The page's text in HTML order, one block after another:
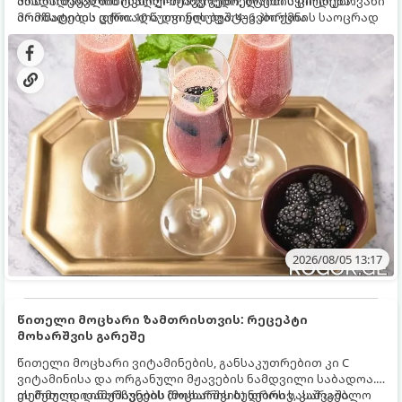
არომატი და ცქრიალა ღვინის ბუშტუკები ქმნის საოცრად
დახვეწილ და მაგრილებელ კოქტეილს.
მომზადების დრო: 10 წუთი ულუფა: 4–6 პორცია
2026/08/05 13:17
წითელი მოცხარი ზამთრისთვის: რეცეპტი
მოხარშვის გარეშე
წითელი მოცხარი ვიტამინების, განსაკუთრებით კი C
ვიტამინისა და ორგანული მჟავების ნამდვილი საბადოა.
თერმული დამუშავების (მოხარშვის) დროს სასარგებლო
ეს მეთოდი ინარჩუნებს მოცხარის ბუნებრივ, კაშკაშა